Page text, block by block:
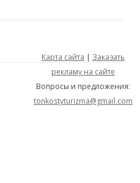
Карта сайта | Заказать
рекламу на сайте
Вопросы и предложения:
tonkostyturizma@gmail.com